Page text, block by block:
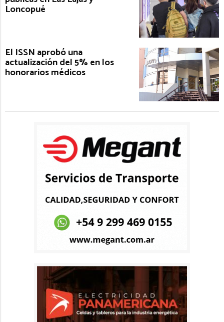
Loncopué
El ISSN aprobó una
actualización del 5% en los
honorarios médicos